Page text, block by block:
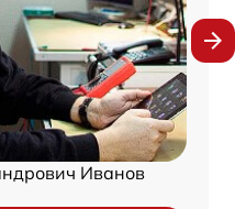
Иванов